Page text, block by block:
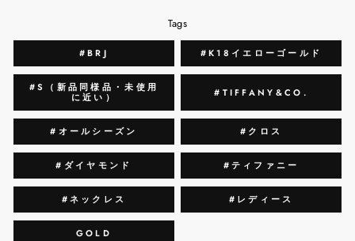
Tags
#BRJ #K18イエローゴールド
#S（新品同様品・未使用
に近い）
#TIFFANY&CO.
#オールシーズン #クロス
#ダイヤモンド #ティファニー
#ネックレス #レディース
GOLD